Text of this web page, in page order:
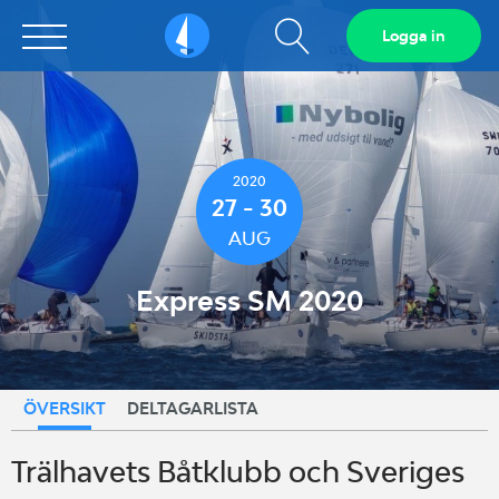
Sailarena Visa
sökfält
Logga in
2020
27 - 30
AUG
Express SM 2020
ÖVERSIKT DELTAGARLISTA
Trälhavets Båtklubb och Sveriges